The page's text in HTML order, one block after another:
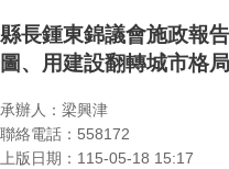
縣長鍾東錦議會施政報
圖、用建設翻轉城市格局
承辦人：梁興津
聯絡電話：558172
上版日期：115-05-18 15:17